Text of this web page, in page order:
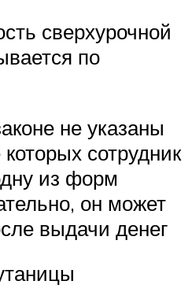
сверхурочной
по
не указаны
сотрудник
из форм
он может
выдачи денег